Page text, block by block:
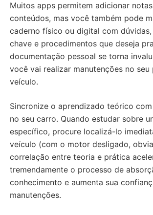
Muitos apps permitem adicionar
conteúdos, mas você também pode
caderno físico ou digital com
chave e procedimentos que deseja
documentação pessoal se torna
você vai realizar manutenções no seu
veículo.
Sincronize o aprendizado teórico
no seu carro. Quando estudar sobre
específico, procure localizá-lo
veículo (com o motor desligado,
correlação entre teoria e prática
tremendamente o processo de
conhecimento e aumenta sua
manutenções.